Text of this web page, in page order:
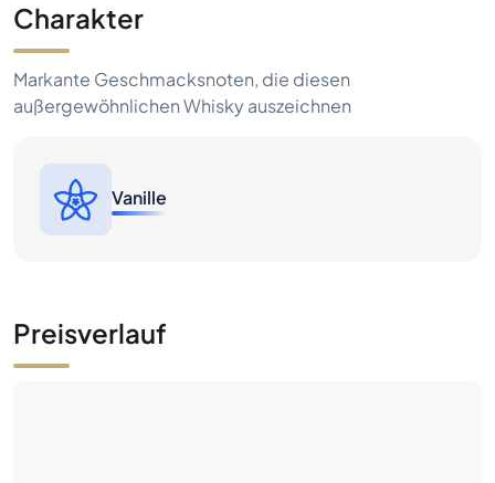
Charakter
Markante Geschmacksnoten, die diesen
außergewöhnlichen Whisky auszeichnen
Vanille
Preisverlauf